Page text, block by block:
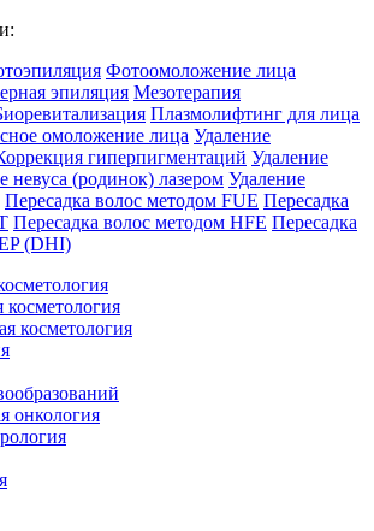
Фотоомоложение лица
эпиляция Мезотерапия
Плазмолифтинг для лица
омоложение лица Удаление
гиперпигментаций Удаление
невуса (родинок) лазером Удаление
Пересадка волос методом FUE Пересадка
Пересадка волос методом HFE Пересадка
(DHI)
косметология
косметология
онкология